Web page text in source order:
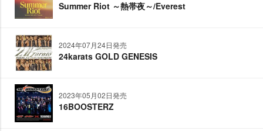
Summer Riot ～熱帯夜～/Everest
2024年07月24日発売
24karats GOLD GENESIS
2023年05月02日発売
16BOOSTERZ